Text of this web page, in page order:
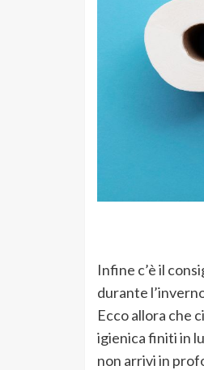
Infine c’è il
durante
Ecco allora che
igienica finiti in
non arrivi in